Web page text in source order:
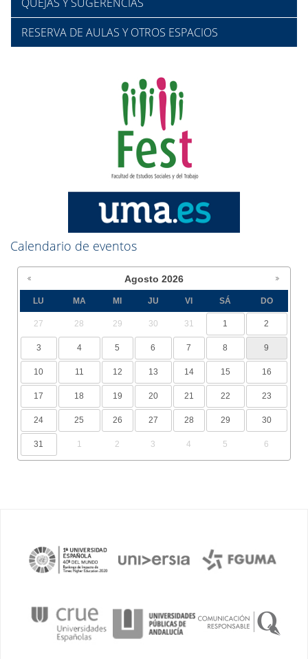
RESERVA DE AULAS Y OTROS ESPACIOS
Calendario de eventos
Agosto 2026
LU MA MI JU VI SÁ DO
27 28 29 30 31 1 2
3 4 5 6 7 8 9
10 11 12 13 14 15 16
17 18 19 20 21 22 23
24 25 26 27 28 29 30
31 1 2 3 4 5 6